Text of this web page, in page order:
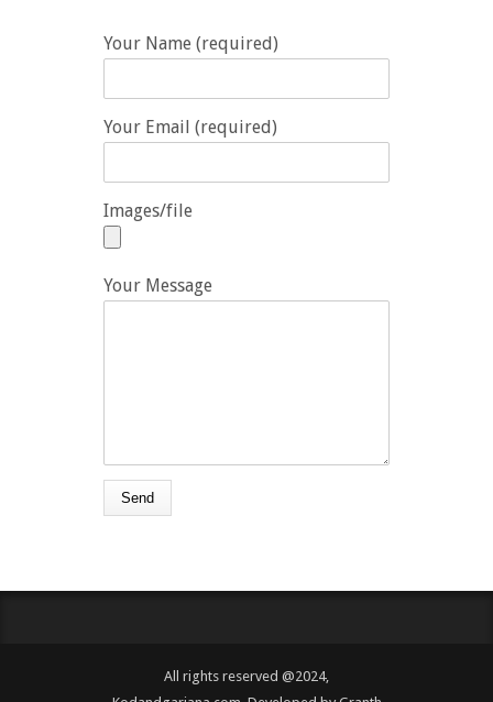
Your Name (required)
Your Email (required)
Images/file
Your Message
All rights reserved @2024,